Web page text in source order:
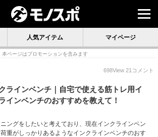
人気アイテム マイページ
本ページはプロモーションを含みます
698View 21 コメント
ラインベンチ｜自宅で使える筋トレ用イ
インベンチのおすすめを教えて！
ングをしたいと考えており、現在インクラインベン
重がしっかりあるようなインクラインベンチのおす